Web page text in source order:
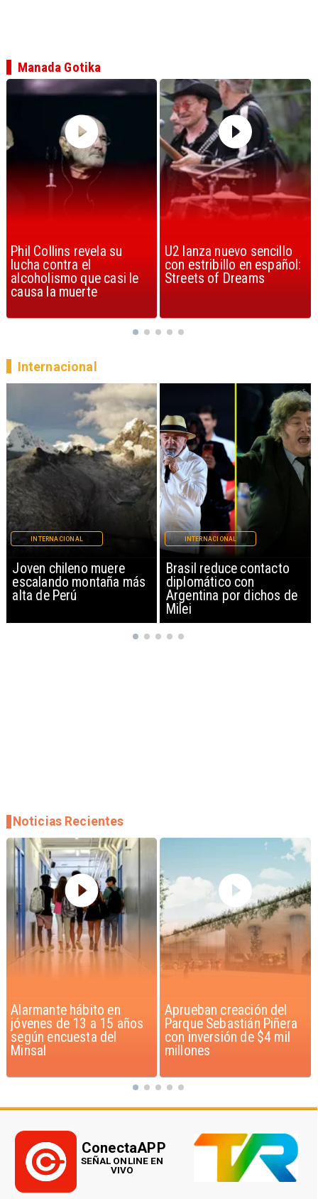
U2 lanza nuevo sencillo
con estribillo en español:
Streets of Dreams
“Africa” de Toto es
considerada la mejor
canción, según la ciencia
Manada Gotika
Brasil reduce contacto
diplomático con
Argentina por dichos de
INTERNACIONAL
China restringe
exportación de drones a
EEUU y sanciona
empresas
INTERNACIONAL
Internacional
Aprueban creación del
Parque Sebastián Piñera
con inversión de $4 mil
millones
Claudio Bravo baja la
euforia sobre fichaje de
Vozinha
Noticias Recientes
ConectaAPP
SEÑAL ONLINE EN
VIVO